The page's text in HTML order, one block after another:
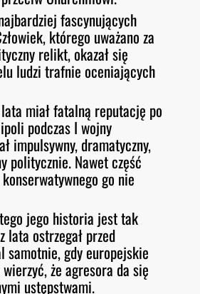
fascynujących
którego uważano za
relikt, okazał się
ludzi trafnie oceniających
miał fatalną reputację po
podczas I wojny
impulsywny, dramatyczny,
politycznie. Nawet część
go nie
jego historia jest tak
lata ostrzegał przed
samotnie, gdy europejskie
że agresora da się
ustępstwami.